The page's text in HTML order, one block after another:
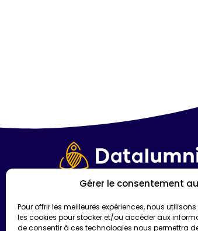
Gérer le consentement
Pour offrir les meilleures expériences, nous
les cookies pour stocker et/ou accéder aux
de consentir à ces technologies nous permettra
Les Papeteries Image Factory
1-3 Esplanade Augustin
74960, Cran-Gevrier